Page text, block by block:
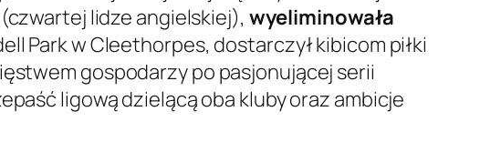
lidze angielskiej), wyeliminowała
Park w Cleethorpes, dostarczył kibicom piłki
gospodarzy po pasjonującej serii
ligową dzielącą oba kluby oraz ambicje